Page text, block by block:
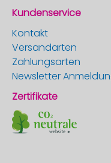
Kundenservice
Kontakt
Versandarten
Zahlungsarten
Newsletter
Zertifikate